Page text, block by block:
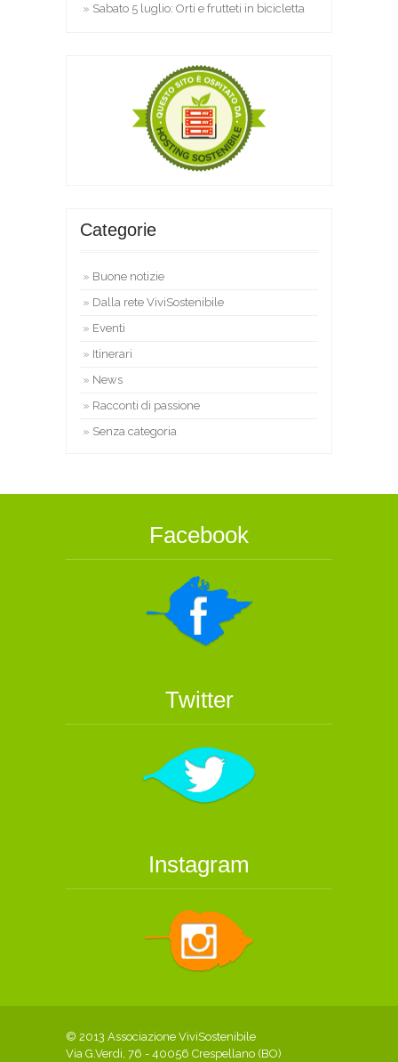
Sabato 5 luglio: Orti e frutteti in bicicletta
Categorie
Buone notizie
Dalla rete ViviSostenibile
Eventi
Itinerari
News
Racconti di passione
Senza categoria
Facebook
Twitter
Instagram
© 2013 Associazione ViviSostenibile
Via G.Verdi, 76 - 40056 Crespellano (BO)